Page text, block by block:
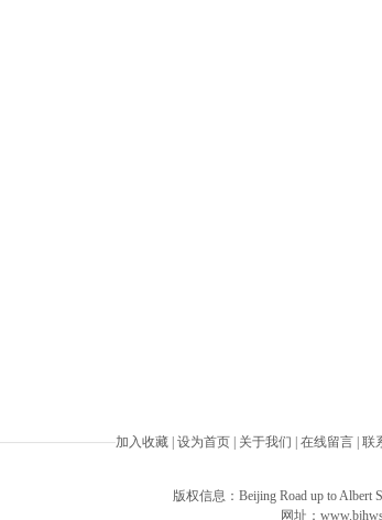
加入收藏 设为首页 关于我们 在线留言 联
版权信息：Beijing Road up to Albert
网址：